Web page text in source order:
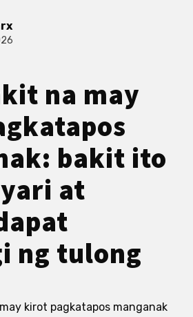
na may
bakit ito
at
ng tulong
kirot pagkatapos manganak